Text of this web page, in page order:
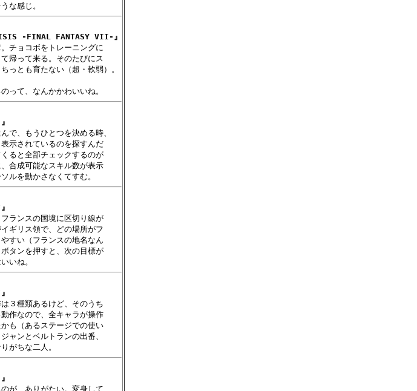
-FINAL FANTASY VII-』
チョコボをトレーニングに
帰って来る。そのたびにス
っとも育たない（超・軟弱）。
で、もうひとつを決める時、
示されているのを探すんだ
ると全部チェックするのが
合成可能なスキル数が表示
ランスの国境に区切り線が
ギリス領で、どの場所がフ
すい（フランスの地名なん
タンを押すと、次の目標が
３種類あるけど、そのうち
作なので、全キャラが操作
も（あるステージでの使い
ャンとベルトランの出番、
が、ありがたい。変身して